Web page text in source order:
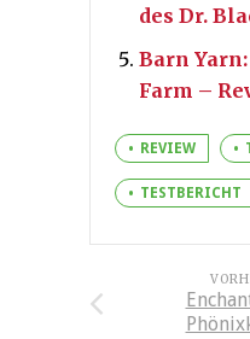
des Dr.
Barn
Farm –
REVIEW
TESTBERICHT